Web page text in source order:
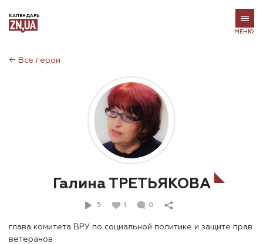
КАЛЕНДАРЬ
МЕНЮ
← Все герои
Галина ТРЕТЬЯКОВА
5 1 0
глава комитета ВРУ по социальной политике и защите прав
ветеранов